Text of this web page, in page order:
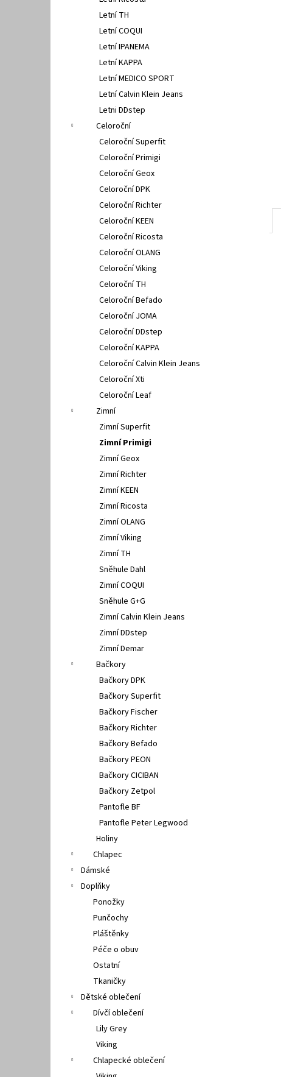
Letní TH
Letní COQUI
Letní IPANEMA
Letní KAPPA
Letní MEDICO SPORT
Letní Calvin Klein Jeans
Letni DDstep
Celoroční
Celoroční Superfit
Celoroční Primigi
Celoroční Geox
Celoroční DPK
Celoroční Richter
Celoroční KEEN
Celoroční Ricosta
Celoroční OLANG
Celoroční Viking
Celoroční TH
Celoroční Befado
Celoroční JOMA
Celoroční DDstep
Celoroční KAPPA
Celoroční Calvin Klein Jeans
Celoroční Xti
Celoroční Leaf
Zimní
Zimní Superfit
Zimní Primigi
Zimní Geox
Zimní Richter
Zimní KEEN
Zimní Ricosta
Zimní OLANG
Zimní Viking
Zimní TH
Sněhule Dahl
Zimní COQUI
Sněhule G+G
Zimní Calvin Klein Jeans
Zimní DDstep
Zimní Demar
Bačkory
Bačkory DPK
Bačkory Superfit
Bačkory Fischer
Bačkory Richter
Bačkory Befado
Bačkory PEON
Bačkory CICIBAN
Bačkory Zetpol
Pantofle BF
Pantofle Peter Legwood
Holiny
Chlapec
Dámské
Doplňky
Ponožky
Punčochy
Pláštěnky
Péče o obuv
Ostatní
Tkaničky
Dětské oblečení
Dívčí oblečení
Lily Grey
Viking
Chlapecké oblečení
1 495 Kč